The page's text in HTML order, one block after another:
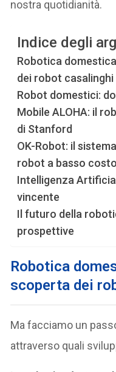
nostra quotidianità.
Indice degli
Robotica
dei robot casalinghi
Robot domestici:
Mobile ALOHA: il
di Stanford
OK-Robot: il
robot a basso costo
Intelligenza
vincente
Il futuro della
prospettive
Robotica
scoperta dei
Ma facciamo un
attraverso quali